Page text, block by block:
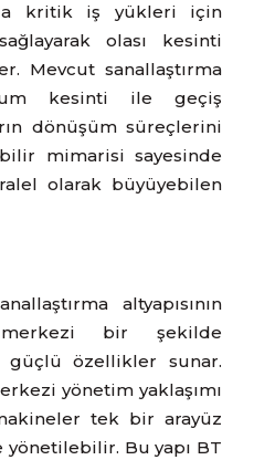
kritik iş yükleri için
olası kesinti
Mevcut sanallaştırma
kesinti ile geçiş
dönüşüm süreçlerini
mimarisi sayesinde
olarak büyüyebilen
altyapısının
bir şekilde
güçlü özellikler sunar.
yönetim yaklaşımı
tek bir arayüz
Bu yapı BT